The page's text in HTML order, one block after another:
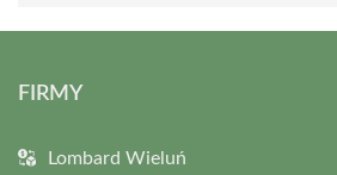
FIRMY
Lombard Wieluń